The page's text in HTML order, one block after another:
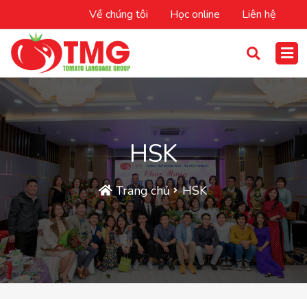
Về chúng tôi Học online Liên hệ
HSK
Trang chủ HSK